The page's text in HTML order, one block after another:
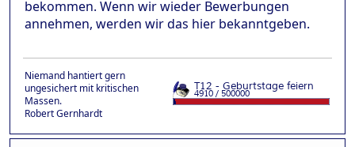
bekommen. Wenn wir wieder Bewerbungen
annehmen, werden wir das hier bekanntgeben.
Niemand hantiert gern
ungesichert mit kritischen
Massen.
Robert Gernhardt